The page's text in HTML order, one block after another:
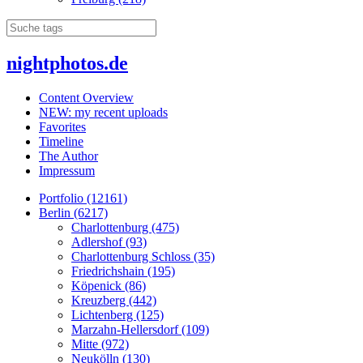
nightphotos.de
Content Overview
NEW: my recent uploads
Favorites
Timeline
The Author
Impressum
Portfolio (12161)
Berlin (6217)
Charlottenburg (475)
Adlershof (93)
Charlottenburg Schloss (35)
Friedrichshain (195)
Köpenick (86)
Kreuzberg (442)
Lichtenberg (125)
Marzahn-Hellersdorf (109)
Mitte (972)
Neukölln (130)